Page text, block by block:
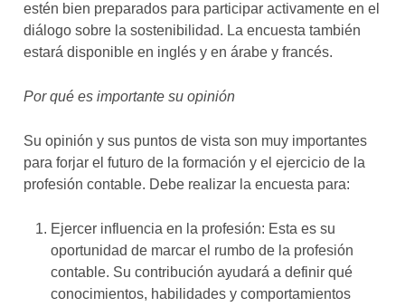
estén bien preparados para participar activamente en el
diálogo sobre la sostenibilidad. La encuesta también
estará disponible en inglés y en árabe y francés.
Por qué es importante su opinión
Su opinión y sus puntos de vista son muy importantes
para forjar el futuro de la formación y el ejercicio de la
profesión contable. Debe realizar la encuesta para:
Ejercer influencia en la profesión: Esta es su
oportunidad de marcar el rumbo de la profesión
contable. Su contribución ayudará a definir qué
conocimientos, habilidades y comportamientos